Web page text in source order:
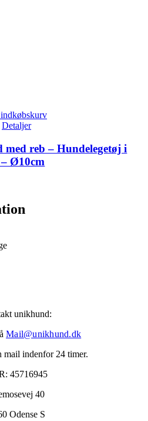
Detaljer
reb – Hundelegetøj i
Ø10cm
unikhund:
Mail@unikhund.dk
mail indenfor 24 timer.
45716945
40
Odense S